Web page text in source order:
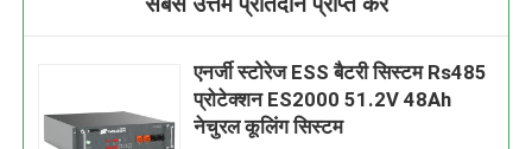
एनर्जी स्टोरेज ESS बैटरी सिस्टम Rs485
प्रोटेक्शन ES2000 51.2V 48Ah
नेचुरल कूलिंग सिस्टम